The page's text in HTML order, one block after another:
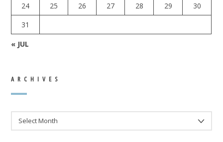
24
25 26 27 28 29
30
31
« JUL
ARCHIVES